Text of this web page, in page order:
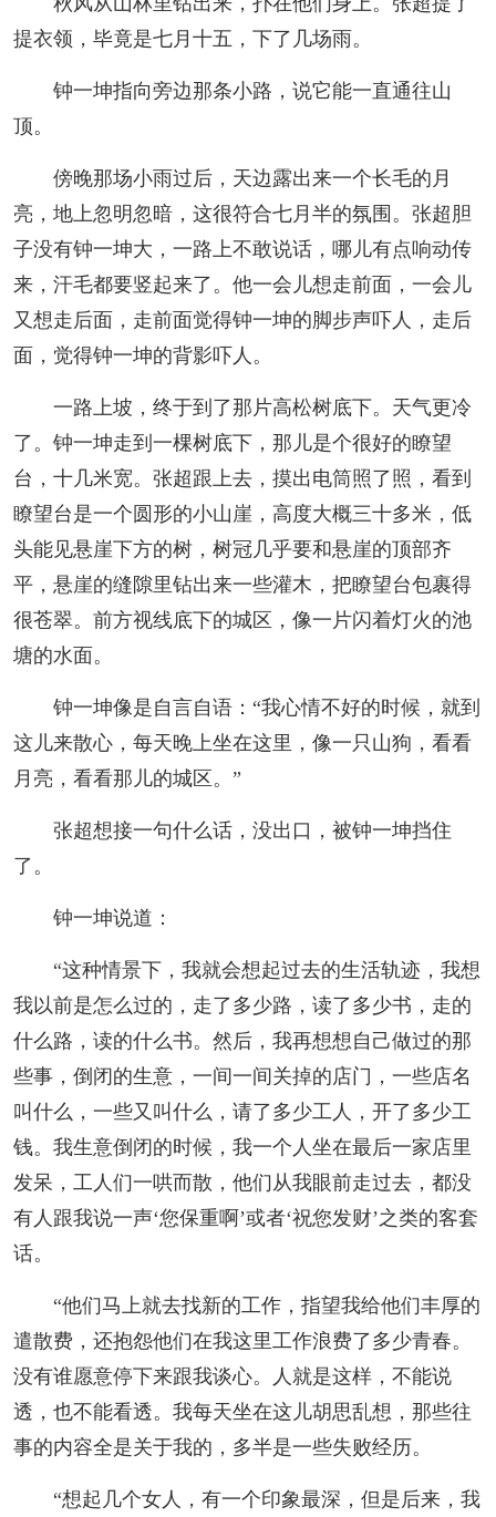
提衣领，毕竟是七月十五，下了几场雨。
钟一坤指向旁边那条小路，说它能一直通往山
顶。
傍晚那场小雨过后，天边露出来一个长毛的月
亮，地上忽明忽暗，这很符合七月半的氛围。张超胆
子没有钟一坤大，一路上不敢说话，哪儿有点响动传
来，汗毛都要竖起来了。他一会儿想走前面，一会儿
又想走后面，走前面觉得钟一坤的脚步声吓人，走后
面，觉得钟一坤的背影吓人。
一路上坡，终于到了那片高松树底下。天气更冷
了。钟一坤走到一棵树底下，那儿是个很好的瞭望
台，十几米宽。张超跟上去，摸出电筒照了照，看到
瞭望台是一个圆形的小山崖，高度大概三十多米，低
头能见悬崖下方的树，树冠几乎要和悬崖的顶部齐
平，悬崖的缝隙里钻出来一些灌木，把瞭望台包裹得
很苍翠。前方视线底下的城区，像一片闪着灯火的池
塘的水面。
钟一坤像是自言自语：“我心情不好的时候，就到
这儿来散心，每天晚上坐在这里，像一只山狗，看看
月亮，看看那儿的城区。”
张超想接一句什么话，没出口，被钟一坤挡住
了。
钟一坤说道：
“这种情景下，我就会想起过去的生活轨迹，我想
我以前是怎么过的，走了多少路，读了多少书，走的
什么路，读的什么书。然后，我再想想自己做过的那
些事，倒闭的生意，一间一间关掉的店门，一些店名
叫什么，一些又叫什么，请了多少工人，开了多少工
钱。我生意倒闭的时候，我一个人坐在最后一家店里
发呆，工人们一哄而散，他们从我眼前走过去，都没
有人跟我说一声‘您保重啊’或者‘祝您发财’之类的客套
话。
“他们马上就去找新的工作，指望我给他们丰厚的
遣散费，还抱怨他们在我这里工作浪费了多少青春。
没有谁愿意停下来跟我谈心。人就是这样，不能说
透，也不能看透。我每天坐在这儿胡思乱想，那些往
事的内容全是关于我的，多半是一些失败经历。
“想起几个女人，有一个印象最深，但是后来，我